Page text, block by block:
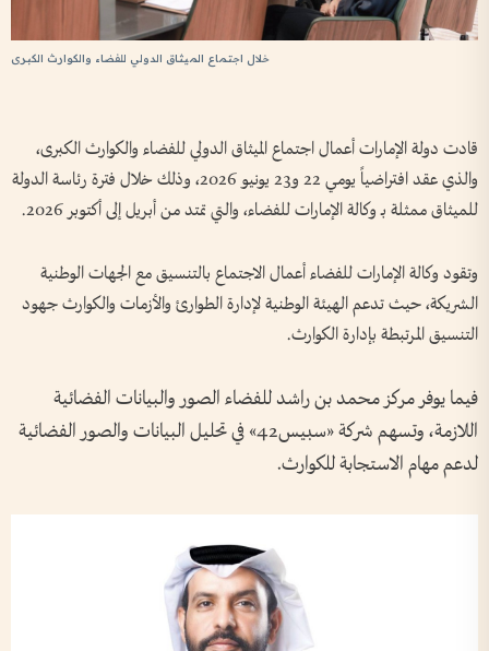
خلال اجتماع الميثاق الدولي للفضاء والكوارث الكبرى
قادت دولة الإمارات أعمال اجتماع الميثاق الدولي للفضاء والكوارث الكبرى،
والذي عقد افتراضياً يومي 22 و23 يونيو 2026، وذلك خلال فترة رئاسة الدولة
للميثاق ممثلة بـ وكالة الإمارات للفضاء، والتي تمتد من أبريل إلى أكتوبر 2026.
وتقود وكالة الإمارات للفضاء أعمال الاجتماع بالتنسيق مع الجهات الوطنية
الشريكة، حيث تدعم الهيئة الوطنية لإدارة الطوارئ والأزمات والكوارث جهود
التنسيق المرتبطة بإدارة الكوارث.
فيما يوفر مركز محمد بن راشد للفضاء الصور والبيانات الفضائية
اللازمة، وتسهم شركة «سبيس42» في تحليل البيانات والصور الفضائية
لدعم مهام الاستجابة للكوارث.